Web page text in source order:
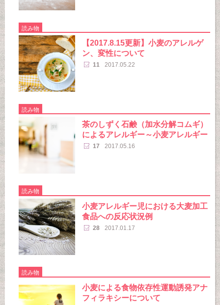
読み物
【2017.8.15更新】小麦のアレルゲ
ン、変性について
11 2017.05.22
読み物
茶のしずく石鹸（加水分解コムギ）
によるアレルギー～小麦アレルギー
17 2017.05.16
読み物
小麦アレルギー児における大麦加工
食品への反応状況例
28 2017.01.17
読み物
小麦による食物依存性運動誘発アナ
フィラキシーについて